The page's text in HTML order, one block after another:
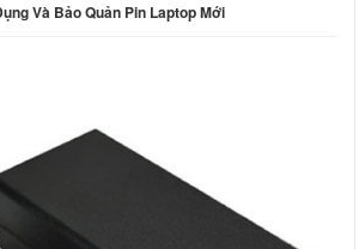
Và Bảo Quản Pin Laptop Mới